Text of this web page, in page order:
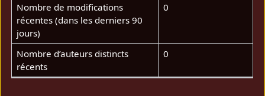
Nombre de modifications
récentes (dans les derniers 90
jours)
0
Nombre d’auteurs distincts
récents
0